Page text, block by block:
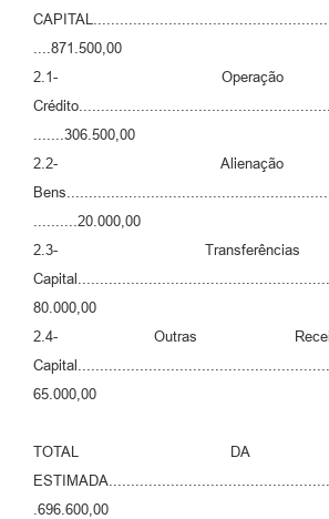
....871.500,00
2.1-
.......306.500,00
2.2-
..........20.000,00
2.3-
80.000,00
2.4- Outras
65.000,00
TOTAL DA
.696.600,00